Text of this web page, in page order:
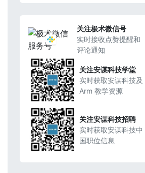
关注极术微信号
实时接收点赞提醒和
评论通知
关注安谋科技学堂
实时获取安谋科技及
Arm 教学资源
关注安谋科技招聘
实时获取安谋科技中
国职位信息